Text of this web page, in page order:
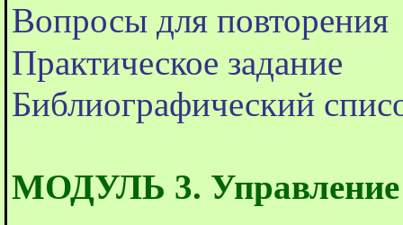
Вопросы для повторения
Практическое задание
Библиографический
МОДУЛЬ 3. Управление